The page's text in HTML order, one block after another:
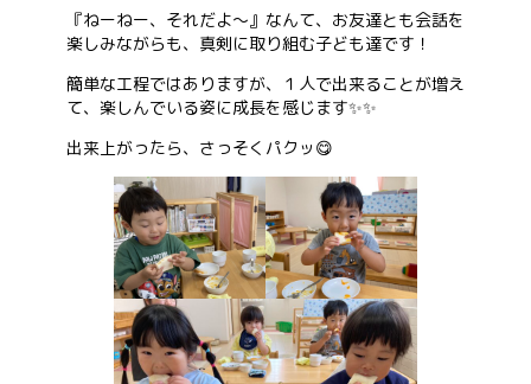
『ねーねー、それだよ～』なんて、お友達とも会話を
楽しみながらも、真剣に取り組む子ども達です！
簡単な工程ではありますが、１人で出来ることが増え
て、楽しんでいる姿に成長を感じます✨✨
出来上がったら、さっそくパクッ😋